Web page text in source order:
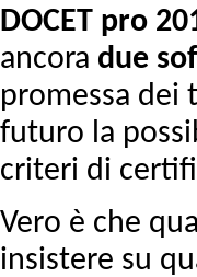
DOCET pro
ancora due
promessa dei
futuro la
criteri di
Vero è che
insistere su